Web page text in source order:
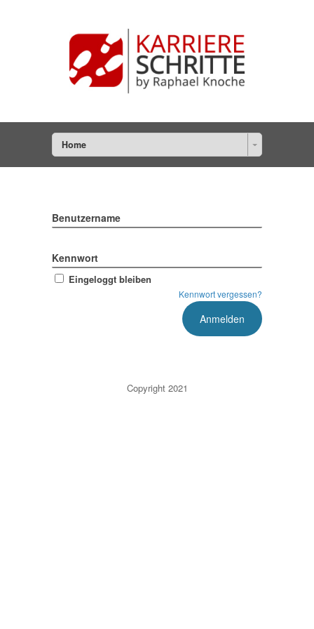
Home
Benutzername
Kennwort
Eingeloggt bleiben
Kennwort vergessen?
Copyright 2021